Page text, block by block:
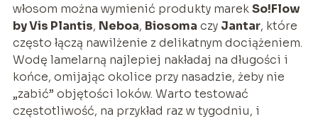
włosom można wymienić produkty marekSo!Flow
by Vis Plantis, Neboa, Biosoma czy Jantar, które
często łączą nawilżenie z delikatnym dociążeniem.
Wodę lamelarną najlepiej nakładaj na długości i
końce, omijając okolice przy nasadzie, żeby nie
„zabić” objętości loków. Warto testować
częstotliwość, na przykład raz w tygodniu, i